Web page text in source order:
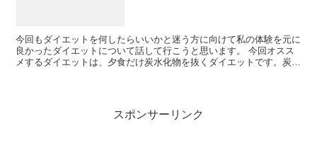
今回もダイエットを何したらいいかと迷う方に向けて私の体験を元に
良かったダイエットについて話して行こうと思います。 今回オスス
メするダイエットは、夕食だけ炭水化物を抜くダイエットです。炭水
スポンサーリンク